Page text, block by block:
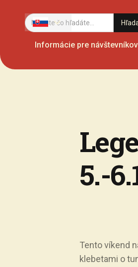
Informácie pre návštevníkov
5.-
Tento víkend
klebetami o